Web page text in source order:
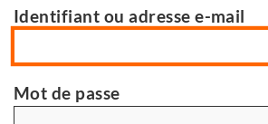
Identifiant ou adresse e-mail
Mot de passe